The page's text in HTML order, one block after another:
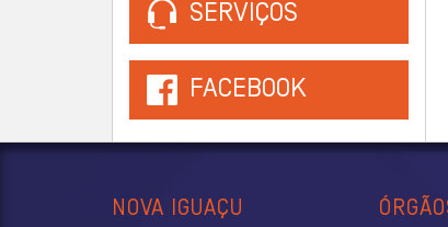
SERVIÇOS
FACEBOOK
NOVA IGUAÇU